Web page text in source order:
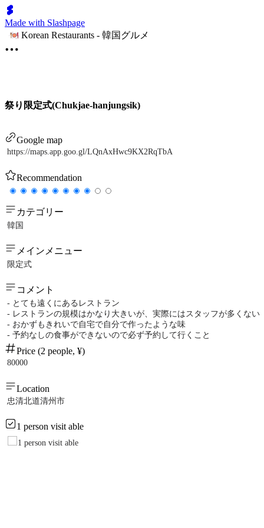
Made with Slashpage
Korean Restaurants - 韓国グルメ
祭り限定式(Chukjae-hanjungsik)
Google map
https://maps.app.goo.gl/LQnAxHwc9KX2RqTbA
Recommendation
カテゴリー
韓国
メインメニュー
限定式
コメント
- とても遠くにあるレストラン
- レストランの規模はかなり大きいが、実際にはスタッフが多くない
- おかずもきれいで自宅で自分で作ったような味
- 予約なしの食事ができないので必ず予約して行くこと
Price (2 people, ¥)
80000
Location
忠清北道清州市
1 person visit able
1 person visit able